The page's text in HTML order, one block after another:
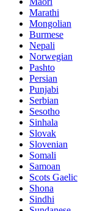
Marathi
Mongolian
Burmese
Nepali
Norwegian
Pashto
Persian
Punjabi
Serbian
Sesotho
Sinhala
Slovak
Slovenian
Somali
Samoan
Scots Gaelic
Shona
Sindhi